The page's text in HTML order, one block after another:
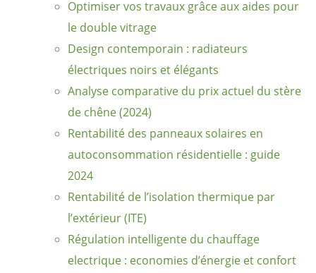
Optimiser vos travaux grâce aux aides pour
le double vitrage
Design contemporain : radiateurs
électriques noirs et élégants
Analyse comparative du prix actuel du stère
de chêne (2024)
Rentabilité des panneaux solaires en
autoconsommation résidentielle : guide
2024
Rentabilité de l’isolation thermique par
l’extérieur (ITE)
Régulation intelligente du chauffage
electrique : economies d’énergie et confort